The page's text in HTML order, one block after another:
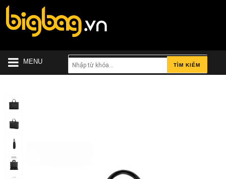
MENU TÌM KIẾM